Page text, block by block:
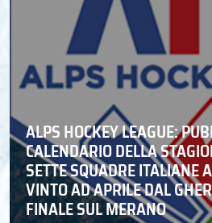
ALPS HOCKEY LEAGUE:
CALENDARIO DELLA
SETTE SQUADRE ITALIANE
VINTO AD APRILE DAL
FINALE SUL MERANO